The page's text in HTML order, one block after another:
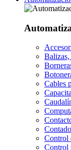
Cables
Control
Control